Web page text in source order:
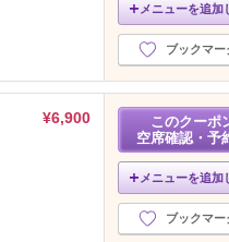
メニューを追加
ブックマー
¥6,900
このクーポ
空席確認・予
メニューを追加
ブックマー